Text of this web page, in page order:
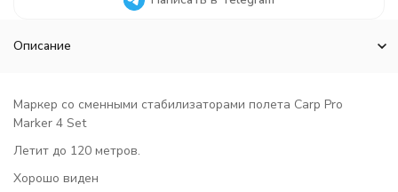
Описание
Маркер со сменными стабилизаторами полета Carp Pro
Marker 4 Set
Летит до 120 метров.
Хорошо виден